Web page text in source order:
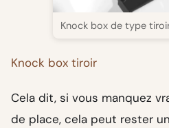
Knock box de type
Knock box tiroir
Cela dit, si vous manquez
de place, cela peut rester